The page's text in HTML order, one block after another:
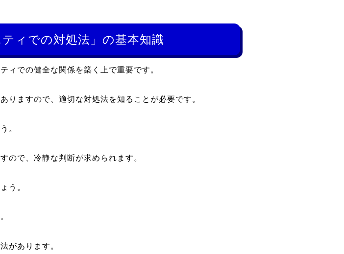
ィでの対処法」の基本知識
ィでの健全な関係を築く上で重要です。
りますので、適切な対処法を知ることが必要です。
。
ので、冷静な判断が求められます。
う。
があります。